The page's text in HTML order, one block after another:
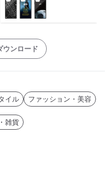
ウンロード
イル ファッション・美容
雑貨